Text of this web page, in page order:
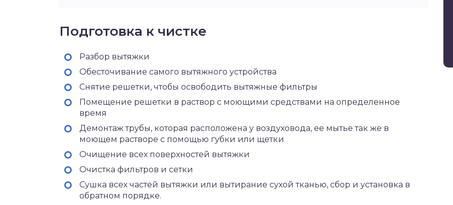
Подготовка к чистке
Разбор вытяжки
Обесточивание самого вытяжного устройства
Снятие решетки, чтобы освободить вытяжные фильтры
Помещение решетки в раствор с моющими средствами на определенное
время
Демонтаж трубы, которая расположена у воздуховода, ее мытье так же в
моющем растворе с помощью губки или щетки
Очищение всех поверхностей вытяжки
Очистка фильтров и сетки
Сушка всех частей вытяжки или вытирание сухой тканью, сбор и установка в
обратном порядке.